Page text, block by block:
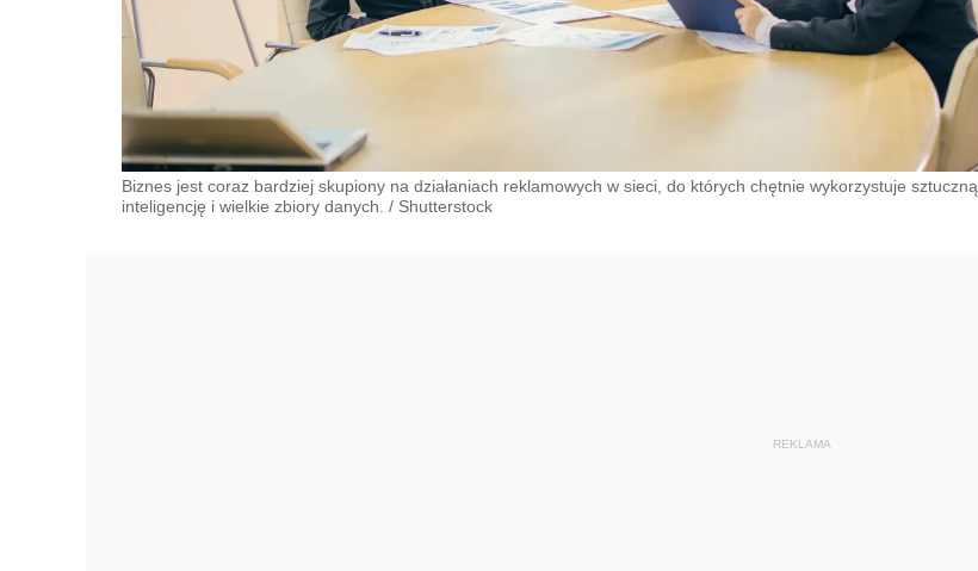
Biznes jest coraz bardziej skupiony na działaniach reklamowych w sieci, do których chętnie wykorzystuje sztuczną
inteligencję i wielkie zbiory danych. / Shutterstock